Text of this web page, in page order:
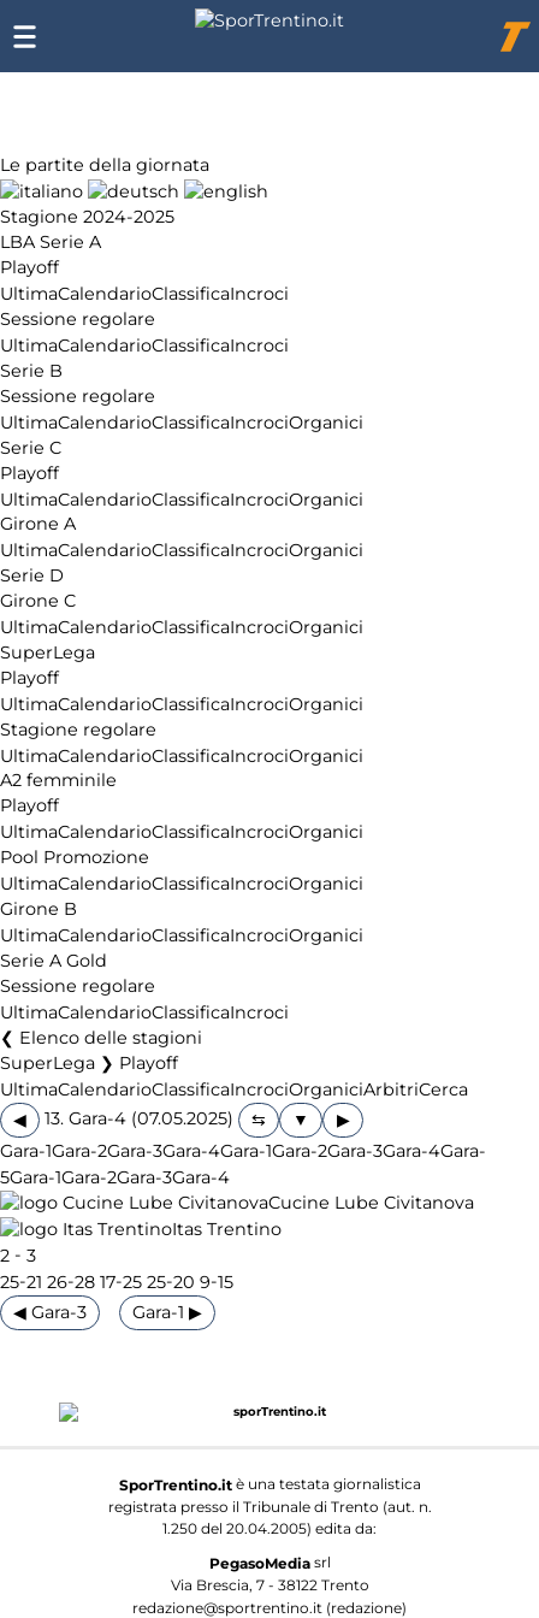
Le partite della giornata
Stagione 2024-2025
LBA Serie A
Playoff
UltimaCalendarioClassificaIncroci
Sessione regolare
UltimaCalendarioClassificaIncroci
Serie B
Sessione regolare
UltimaCalendarioClassificaIncrociOrganici
Serie C
Playoff
UltimaCalendarioClassificaIncrociOrganici
Girone A
UltimaCalendarioClassificaIncrociOrganici
Serie D
Girone C
UltimaCalendarioClassificaIncrociOrganici
SuperLega
Playoff
UltimaCalendarioClassificaIncrociOrganici
Stagione regolare
UltimaCalendarioClassificaIncrociOrganici
A2 femminile
Playoff
UltimaCalendarioClassificaIncrociOrganici
Pool Promozione
UltimaCalendarioClassificaIncrociOrganici
Girone B
UltimaCalendarioClassificaIncrociOrganici
Serie A Gold
Sessione regolare
UltimaCalendarioClassificaIncroci
Elenco delle stagioni
SuperLega ❯ Playoff
UltimaCalendarioClassificaIncrociOrganiciArbitriCerca
◀
13. Gara-4 (07.05.2025)
▶
Gara-1Gara-2Gara-3Gara-4Gara-1Gara-2Gara-3Gara-4Gara-
5Gara-1Gara-2Gara-3Gara-4
Cucine Lube Civitanova
Itas Trentino
2 - 3
25-21 26-28 17-25 25-20 9-15
◀ Gara-3
Gara-1 ▶
SporTrentino.itè una testata giornalistica
registrata presso il Tribunale di Trento (aut. n.
1.250 del 20.04.2005) edita da:
PegasoMediasrl
Via Brescia, 7 - 38122 Trento
redazione@sportrentino.it (redazione)
Chi
siamo
Affiliazione